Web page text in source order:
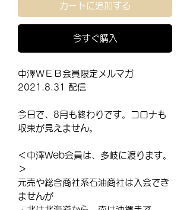
カートに追加する
今すぐ購入
中澤ＷＥＢ会員限定メルマガ
2021.8.31 配信
今日で、8月も終わりです。コロナも
収束が見えません。
＜中澤Web会員は、多岐に渡ります。
＞
元売や総合商社系石油商社は入会でき
ませんが